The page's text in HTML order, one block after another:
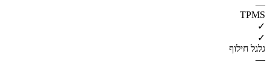
—
TPMS
✓
✓
גלגל חילוף
—